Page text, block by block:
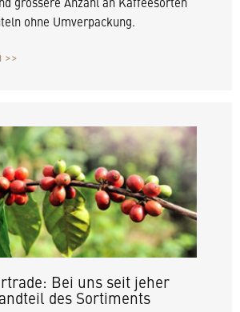
ohne Umverpackung.
>>
Bei uns seit jeher
des Sortiments